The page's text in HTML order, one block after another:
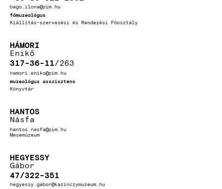
bago.ilona@pim.hu
főmuzeológus
Kiállítás-szervezési és Rendezési Főosztály
HÁMORI
Enikő
317-36-11 263
hamori.eniko@pim.hu
muzeológus asszisztens
Könyvtár
HANTOS
Násfa
hantos.nasfa@pim.hu
Mesemúzeum
HEGYESSY
Gábor
47/322-351
hegyessy.gabor@kazinczymuzeum.hu